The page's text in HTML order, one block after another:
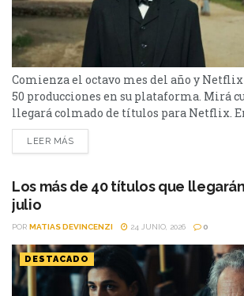
Comienza el octavo mes del año y
50 producciones en su plataforma. Mirá
llegará colmado de títulos para Netflix.
destacan: Moria y la segunda parte de Cien
Soledad, además de Toda la verdad de
de...
LEER MÁS
Los más de 40 títulos que
julio
POR MATIAS DEVINCENZI 24 JUNIO, 2026 0
DESTACADO